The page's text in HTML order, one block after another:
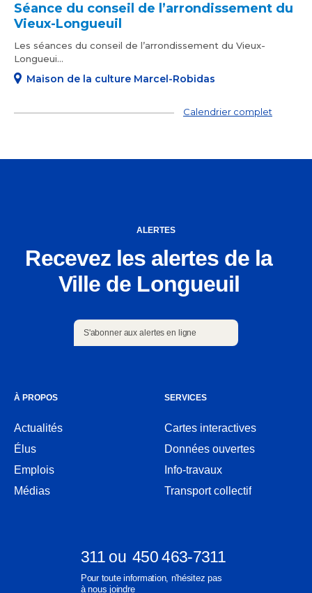
Séance du conseil de l’arrondissement du
Vieux-Longueuil
Les séances du conseil de l’arrondissement du Vieux-
Longueui...
Maison de la culture Marcel-Robidas
Calendrier complet
ALERTES
Recevez les alertes de la
Ville de Longueuil
S'abonner aux alertes en ligne
À PROPOS
Actualités
Élus
Emplois
Médias
SERVICES
Cartes interactives
Ouvre
dans
une
nouvelle
Données ouvertes
Ouvre
dans
une
Info-travaux
Transport collectif
311Ouvre
dans
ou 450 463-7311
Ouvre
dans
Pour toute information, n'hésitez pas
à nous joindre